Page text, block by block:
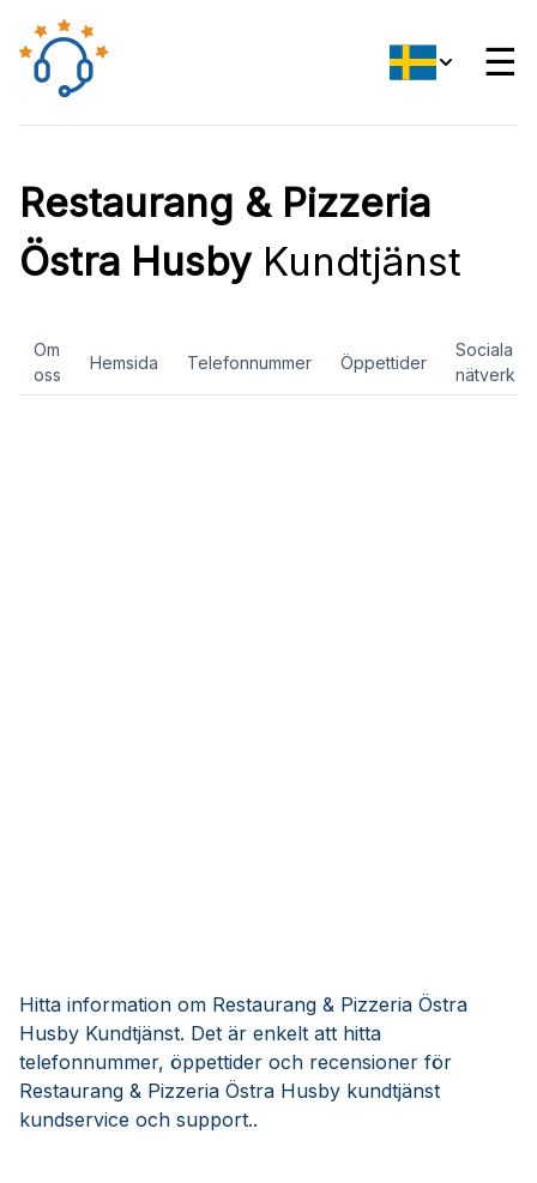
☰
Restaurang & Pizzeria
Östra HusbyKundtjänst
Om
oss
Hemsida Telefonnummer Öppettider
Sociala
nätverk
Hitta information om Restaurang & Pizzeria Östra
Husby Kundtjänst. Det är enkelt att hitta
telefonnummer, öppettider och recensioner för
Restaurang & Pizzeria Östra Husby kundtjänst
kundservice och support..